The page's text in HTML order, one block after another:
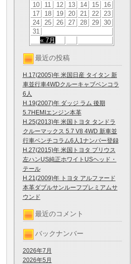
« 7月
10
11 12 13 14 15
16
17
18 19 20 21 22
23
24
25 26 27 28 29
30
31
最近の投稿
H.17(2005)年 米国日産 タイタン 新
車並行車4WDクルーキャブベンコラ
6人
H.19(2007)年 ダッジ ラム 後期
5.7HEMIエンジン本革
H.25(2013)年 米国トヨタ タンドラ
クルーマックス 5.7 V8 4WD 新車並
行車ベンチコラム6人1ナンバー登録
H.27(2015)年 米国トヨタ プリウス
左ハンUS純正ホワイトUSヘッド・
テール
H.21(2009)年 トヨタ アルファード
本革ダブルサンルーフプレミアムサ
ウンド
最近のコメント
バックナンバー
2026年7月
2026年5月